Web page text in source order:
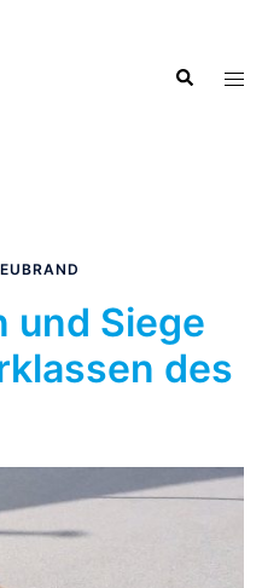
Suche
und Siege
des